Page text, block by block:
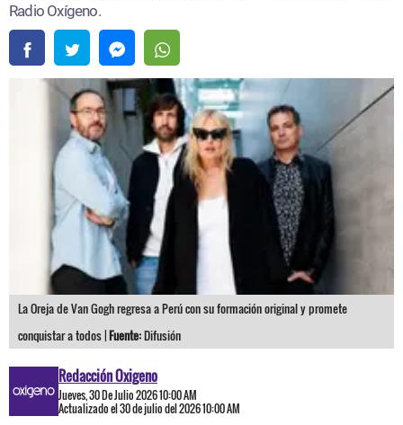
Radio Oxígeno.
La Oreja de Van Gogh regresa a Perú con su formación original y promete
conquistar a todos |Fuente:Difusión
Redacción Oxigeno
Jueves, 30 De Julio 2026 10:00 AM
Actualizado el 30 de julio del 2026 10:00 AM